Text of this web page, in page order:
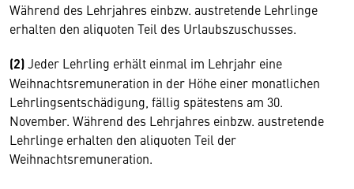
Während des Lehrjahres einbzw. austretende Lehrlinge
erhalten den aliquoten Teil des Urlaubszuschusses.
(2)Jeder Lehrling erhält einmal im Lehrjahr eine
Weihnachtsremuneration in der Höhe einer monatlichen
Lehrlingsentschädigung, fällig spätestens am 30.
November. Während des Lehrjahres einbzw. austretende
Lehrlinge erhalten den aliquoten Teil der
Weihnachtsremuneration.